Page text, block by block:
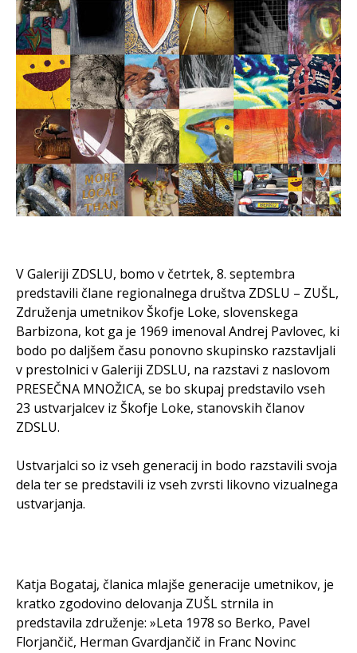
V Galeriji ZDSLU, bomo v četrtek, 8. septembra
predstavili člane regionalnega društva ZDSLU – ZUŠL,
Združenja umetnikov Škofje Loke, slovenskega
Barbizona, kot ga je 1969 imenoval Andrej Pavlovec, ki
bodo po daljšem času ponovno skupinsko razstavljali
v prestolnici v Galeriji ZDSLU, na razstavi z naslovom
PRESEČNA MNOŽICA, se bo skupaj predstavilo vseh
23 ustvarjalcev iz Škofje Loke, stanovskih članov
ZDSLU.
Ustvarjalci so iz vseh generacij in bodo razstavili svoja
dela ter se predstavili iz vseh zvrsti likovno vizualnega
ustvarjanja.
Katja Bogataj, članica mlajše generacije umetnikov, je
kratko zgodovino delovanja ZUŠL strnila in
predstavila združenje: »Leta 1978 so Berko, Pavel
Florjančič, Herman Gvardjančič in Franc Novinc